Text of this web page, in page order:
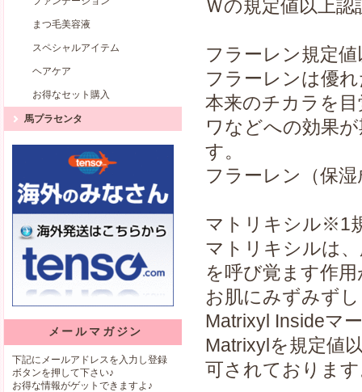
まつ毛美容液
スペシャルアイテム
ヘアケア
お得なセット購入
馬プラセンタ
メールマガジン
下記にメールアドレスを入力し登録
ボタンを押して下さい♪
お得な情報がゲットできますよ♪
Ｗの規定値以上
フラーレン規定値
フラーレンは優
本来のチカラを
ワなどへの効果
す。
フラーレン（保
マトリキシル※1
マトリキシルは
を呼び覚ます作
お肌にみずみず
Matrixyl Insideマ
Matrixylを規定値
可されておりま